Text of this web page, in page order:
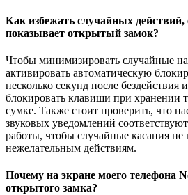
Как избежать случайных действий,
показывает открытый замок?
Чтобы минимизировать случайные
активировать автоматическую
несколько секунд после бездействия
блокировать клавиши при хранении
сумке. Также стоит проверить, что
звуковых уведомлений
работы, чтобы случайные касания не
нежелательным действиям.
Почему на экране моего телефона
открытого замка?